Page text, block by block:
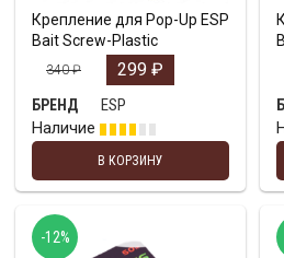
Крепление для Pop-Up ESP
Bait Screw-Plastic
340₽ 299 ₽
БРЕНД
ESP
Наличие
В КОРЗИНУ
-12%